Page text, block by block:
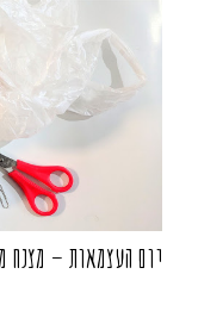
יום העצמאות – מצנח